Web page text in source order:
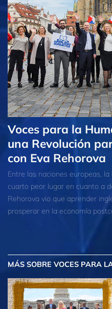
Voces para la
una Revolución
con Eva Rehorova
Entre las naciones europeas,
cuarto peor lugar en cuanto a
Rehorova vio que aprender
prosperar en la economía
MÁS SOBRE VOCES PARA